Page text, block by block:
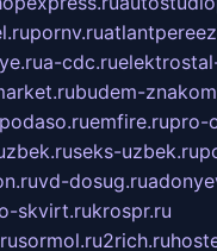
pornv.ru
a-cdc.ru
budem-
emfire.rupro-
seks-uzbek.ru
vd-dosug.ru
skvirt.rukrospr.ru
sormol.ru2rich.ru